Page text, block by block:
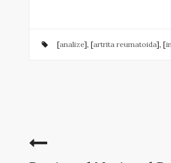
[analize], [artrita reumatoida], [